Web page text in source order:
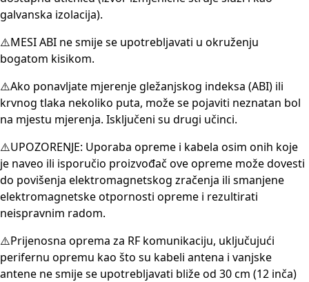
galvanska izolacija).
⚠️MESI ABI ne smije se upotrebljavati u okruženju
bogatom kisikom.
⚠️Ako ponavljate mjerenje gležanjskog indeksa (ABI) ili
krvnog tlaka nekoliko puta, može se pojaviti neznatan bol
na mjestu mjerenja. Isključeni su drugi učinci.
⚠️UPOZORENJE: Uporaba opreme i kabela osim onih koje
je naveo ili isporučio proizvođač ove opreme može dovesti
do povišenja elektromagnetskog zračenja ili smanjene
elektromagnetske otpornosti opreme i rezultirati
neispravnim radom.
⚠️Prijenosna oprema za RF komunikaciju, uključujući
perifernu opremu kao što su kabeli antena i vanjske
antene ne smije se upotrebljavati bliže od 30 cm (12 inča)